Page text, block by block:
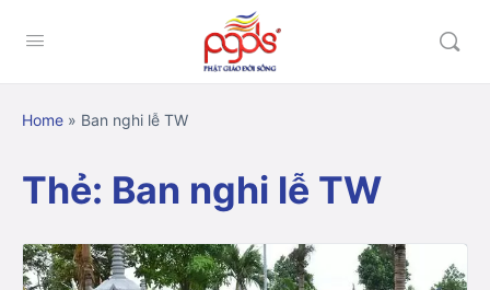
Home » Ban nghi lễ TW
Thẻ: Ban nghi lễ TW